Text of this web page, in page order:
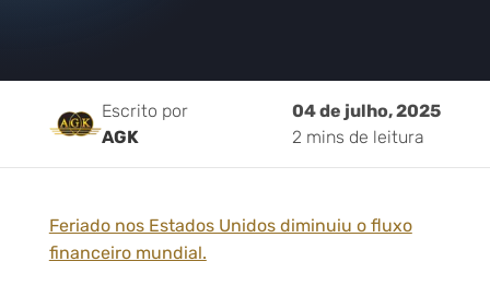
Escrito por
AGK
04 de julho, 2025
2 mins de leitura
Feriado nos Estados Unidos diminuiu o fluxo
financeiro mundial.